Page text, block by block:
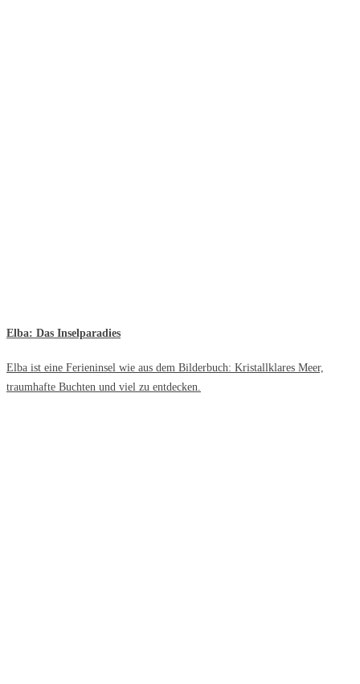
Elba: Das Inselparadies
Elba ist eine Ferieninsel wie aus dem Bilderbuch: Kristallklares Meer,
traumhafte Buchten und viel zu entdecken.